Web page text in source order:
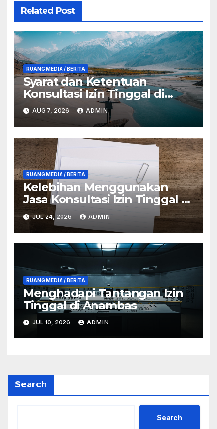
Related Post
RUANG MEDIA / BERITA
Syarat dan Ketentuan
Konsultasi Izin Tinggal di
Anambas
AUG 7, 2026 ADMIN
RUANG MEDIA / BERITA
Kelebihan Menggunakan
Jasa Konsultasi Izin Tinggal di
Anambas
JUL 24, 2026 ADMIN
RUANG MEDIA / BERITA
Menghadapi Tantangan Izin
Tinggal di Anambas
JUL 10, 2026 ADMIN
Search
Search